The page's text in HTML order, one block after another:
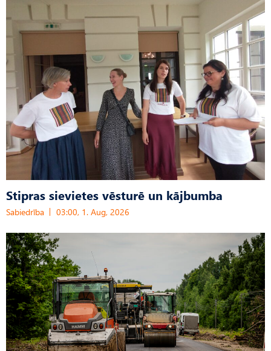
Stipras sievietes vēsturē un kājbumba
Sabiedrība 03:00, 1. Aug, 2026